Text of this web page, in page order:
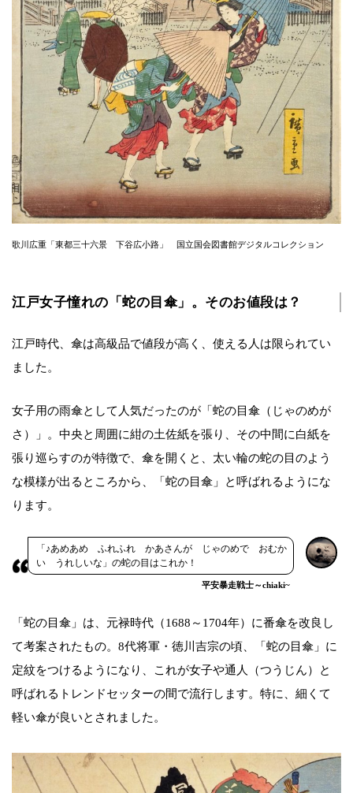
歌川広重「東都三十六景 下谷広小路」 国立国会図書館デジタルコレクション
江戸女子憧れの「蛇の目傘」。そのお値段は？
江戸時代、傘は高級品で値段が高く、使える人は限られてい
ました。
女子用の雨傘として人気だったのが「蛇の目傘（じゃのめが
さ）」。中央と周囲に紺の土佐紙を張り、その中間に白紙を
張り巡らすのが特徴で、傘を開くと、太い輪の蛇の目のよう
な模様が出るところから、「蛇の目傘」と呼ばれるようにな
ります。
「♪あめあめ ふれふれ かあさんが じゃのめで おむか
い うれしいな」の蛇の目はこれか！
平安暴走戦士～chiaki~
「蛇の目傘」は、元禄時代（1688～1704年）に番傘を改良し
て考案されたもの。8代将軍・徳川吉宗の頃、「蛇の目傘」に
定紋をつけるようになり、これが女子や通人（つうじん）と
呼ばれるトレンドセッターの間で流行します。特に、細くて
軽い傘が良いとされました。